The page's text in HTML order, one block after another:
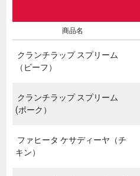
商品名
クランチラップ スプリーム
（ビーフ）
クランチラップ スプリーム
(ポーク）
ファヒータ ケサディーヤ（チ
キン）